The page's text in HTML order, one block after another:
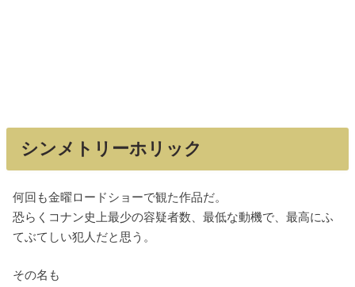
シンメトリーホリック
何回も金曜ロードショーで観た作品だ。
恐らくコナン史上最少の容疑者数、最低な動機で、最高にふ
てぶてしい犯人だと思う。
その名も